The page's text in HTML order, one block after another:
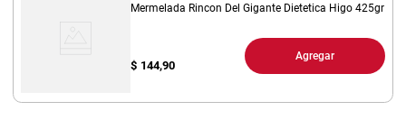
Mermelada Rincon Del Gigante Dietetica Higo 425gr
$ 144,90
Agregar